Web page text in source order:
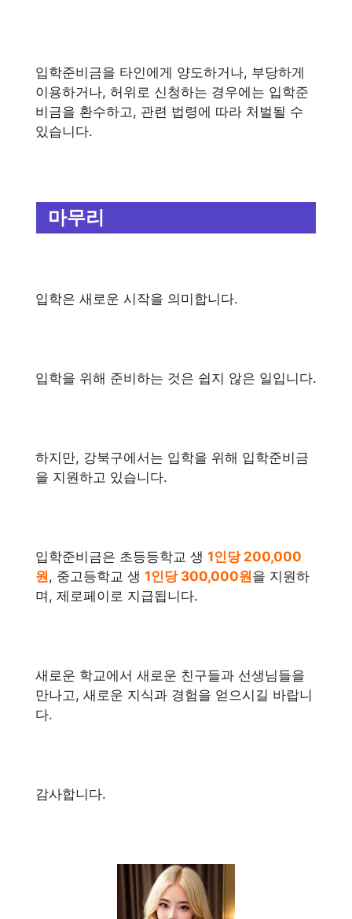
입학준비금을 타인에게 양도하거나, 부당하게
이용하거나, 허위로 신청하는 경우에는 입학준
비금을 환수하고, 관련 법령에 따라 처벌될 수
있습니다.
마무리
입학은 새로운 시작을 의미합니다.
입학을 위해 준비하는 것은 쉽지 않은 일입니다.
하지만, 강북구에서는 입학을 위해 입학준비금
을 지원하고 있습니다.
입학준비금은 초등등학교 생 1인당 200,000
원, 중고등학교 생 1인당 300,000원을 지원하
며, 제로페이로 지급됩니다.
새로운 학교에서 새로운 친구들과 선생님들을
만나고, 새로운 지식과 경험을 얻으시길 바랍니
다.
감사합니다.